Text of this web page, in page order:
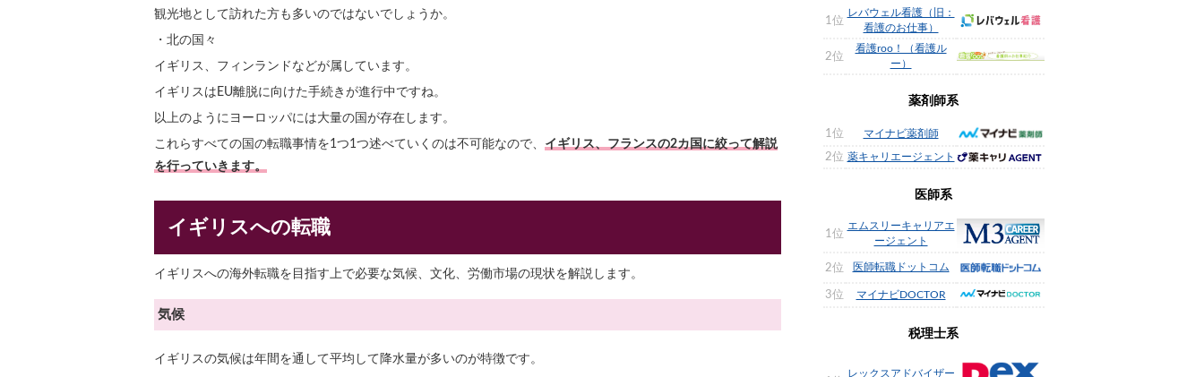
観光地として訪れた方も多いのではないでしょうか。
・北の国々
イギリス、フィンランドなどが属しています。
イギリスはEU離脱に向けた手続きが進行中ですね。
以上のようにヨーロッパには大量の国が存在します。
これらすべての国の転職事情を1つ1つ述べていくのは不可能なので、 イギリス、フランスの2カ国に絞って解説
を行っていきます。
イギリスへの転職
イギリスへの海外転職を目指す上で必要な気候、文化、労働市場の現状を解説します。
気候
イギリスの気候は年間を通して平均して降水量が多いのが特徴です。
1位
レバウェル看護（旧：
看護のお仕事）
2位
看護roo！（看護ル
ー）
薬剤師系
1位 マイナビ薬剤師
2位 薬キャリエージェント
医師系
1位
エムスリーキャリアエ
ージェント
2位 医師転職ドットコム
3位 マイナビDOCTOR
税理士系
レックスアドバイザー